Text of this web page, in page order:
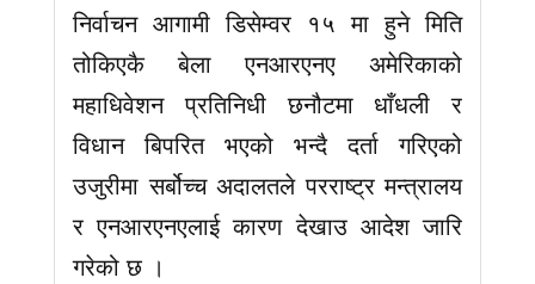
निर्वाचन आगामी डिसेम्वर १५ मा हुने मिति
तोकिएकै बेला एनआरएनए अमेरिकाको
महाधिवेशन प्रतिनिधी छनौटमा धाँधली र
विधान बिपरित भएको भन्दै दर्ता गरिएको
उजुरीमा सर्बोच्च अदालतले परराष्ट्र मन्त्रालय
र एनआरएनएलाई कारण देखाउ आदेश जारि
गरेको छ ।